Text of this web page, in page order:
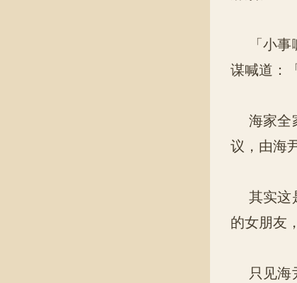
「小事
谋喊道：
海家全
议，由海
其实这
的女朋友
只见海